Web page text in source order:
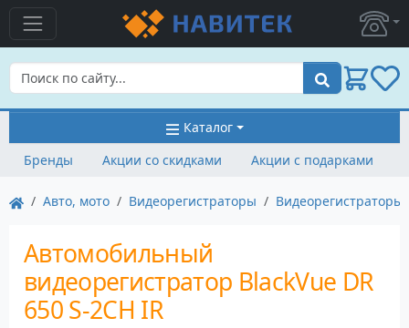
Поиск
Каталог
Бренды
Акции со скидками Акции с подарками
Авто, мото Видеорегистраторы Видеорегистраторы
Автомобильный
видеорегистратор BlackVue DR
650 S-2CH IR